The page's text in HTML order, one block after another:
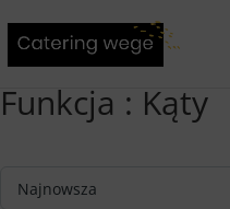
Funkcja : Kąty